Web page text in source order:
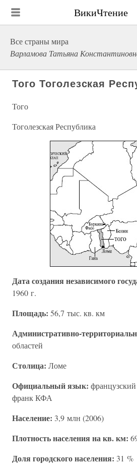
ВикиЧтение
Все страны мира
Варламова Татьяна
Того Тоголезская
Того
Тоголезская Республика
Дата создания независимого
1960 г.
Площадь: 56,7 тыс. кв. км
Административно-
областей
Столица: Ломе
Официальный язык: французский
франк КФА
Население: 3,9 млн (2006)
Плотность населения на кв. км:
Доля городского населения: 31 %